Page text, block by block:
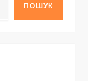
ПОШУК